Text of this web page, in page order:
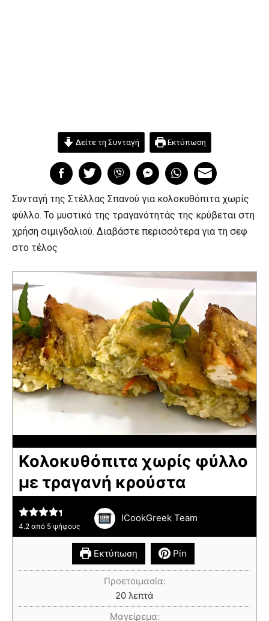
Δείτε τη Συνταγή Εκτύπωση
Συνταγή της Στέλλας Σπανού για κολοκυθόπιτα χωρίς
φύλλο. Το μυστικό της τραγανότητάς της κρύβεται στη
χρήση σιμιγδαλιού. Διαβάστε περισσότερα για τη σεφ
στο τέλος
Κολοκυθόπιτα χωρίς φύλλο
με τραγανή κρούστα
4.2 από 5 ψήφους
ICookGreek Team
Εκτύπωση Pin
Προετοιμασία:
20 λεπτά
Μαγείρεμα: